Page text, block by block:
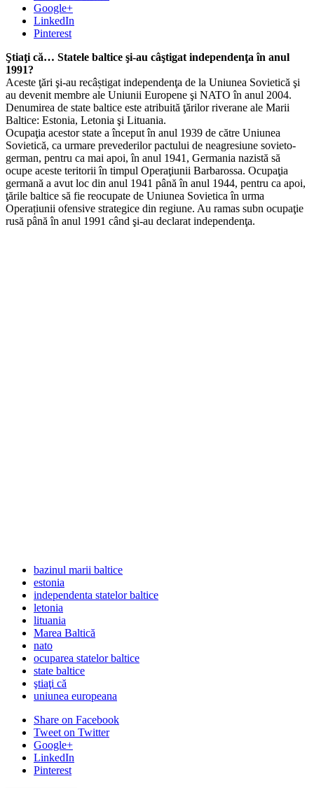
Google+
LinkedIn
Pinterest
Ştiaţi că… Statele baltice şi-au câştigat independenţa în anul
1991?
Aceste ţări şi-au recâștigat independenţa de la Uniunea Sovietică şi
au devenit membre ale Uniunii Europene şi NATO în anul 2004.
Denumirea de state baltice este atribuită ţărilor riverane ale Marii
Baltice: Estonia, Letonia şi Lituania.
Ocupaţia acestor state a început în anul 1939 de către Uniunea
Sovietică, ca urmare prevederilor pactului de neagresiune sovieto-
german, pentru ca mai apoi, în anul 1941, Germania nazistă să
ocupe aceste teritorii în timpul Operaţiunii Barbarossa. Ocupaţia
germană a avut loc din anul 1941 până în anul 1944, pentru ca apoi,
ţările baltice să fie reocupate de Uniunea Sovietica în urma
Operațiunii ofensive strategice din regiune. Au ramas subn ocupaţie
rusă până în anul 1991 când şi-au declarat independenţa.
bazinul marii baltice
estonia
independenta statelor baltice
letonia
lituania
Marea Baltică
nato
ocuparea statelor baltice
state baltice
ştiaţi că
uniunea europeana
Share on Facebook
Tweet on Twitter
Google+
LinkedIn
Pinterest